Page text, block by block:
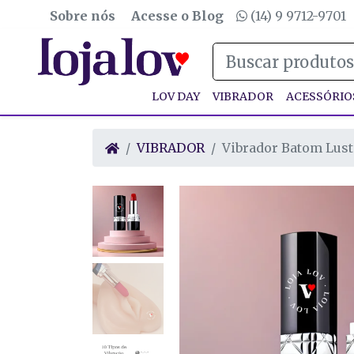
Sobre nós Acesse o Blog (14) 9 9712-9701
LOV DAY VIBRADOR
VIBRADOR Vibrador Batom